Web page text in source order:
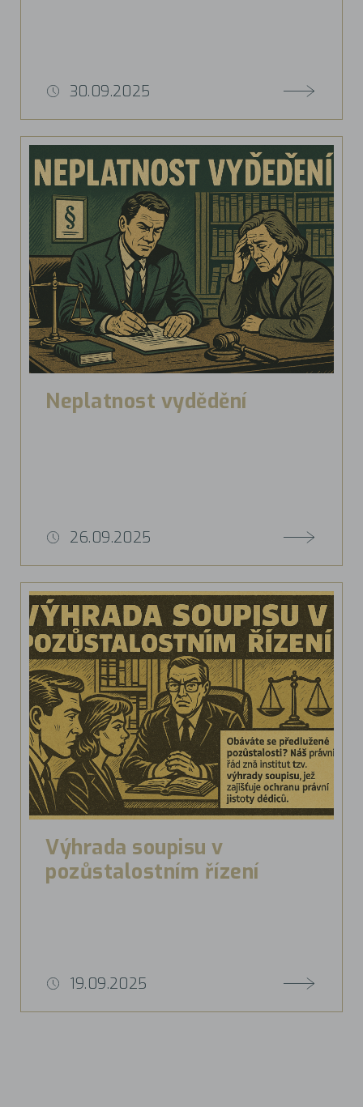
30.09.2025
Neplatnost vydědění
26.09.2025
Výhrada soupisu v
pozůstalostním řízení
19.09.2025